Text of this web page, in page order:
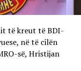
të kreut të BDI-
në të cilën
së, Hristijan